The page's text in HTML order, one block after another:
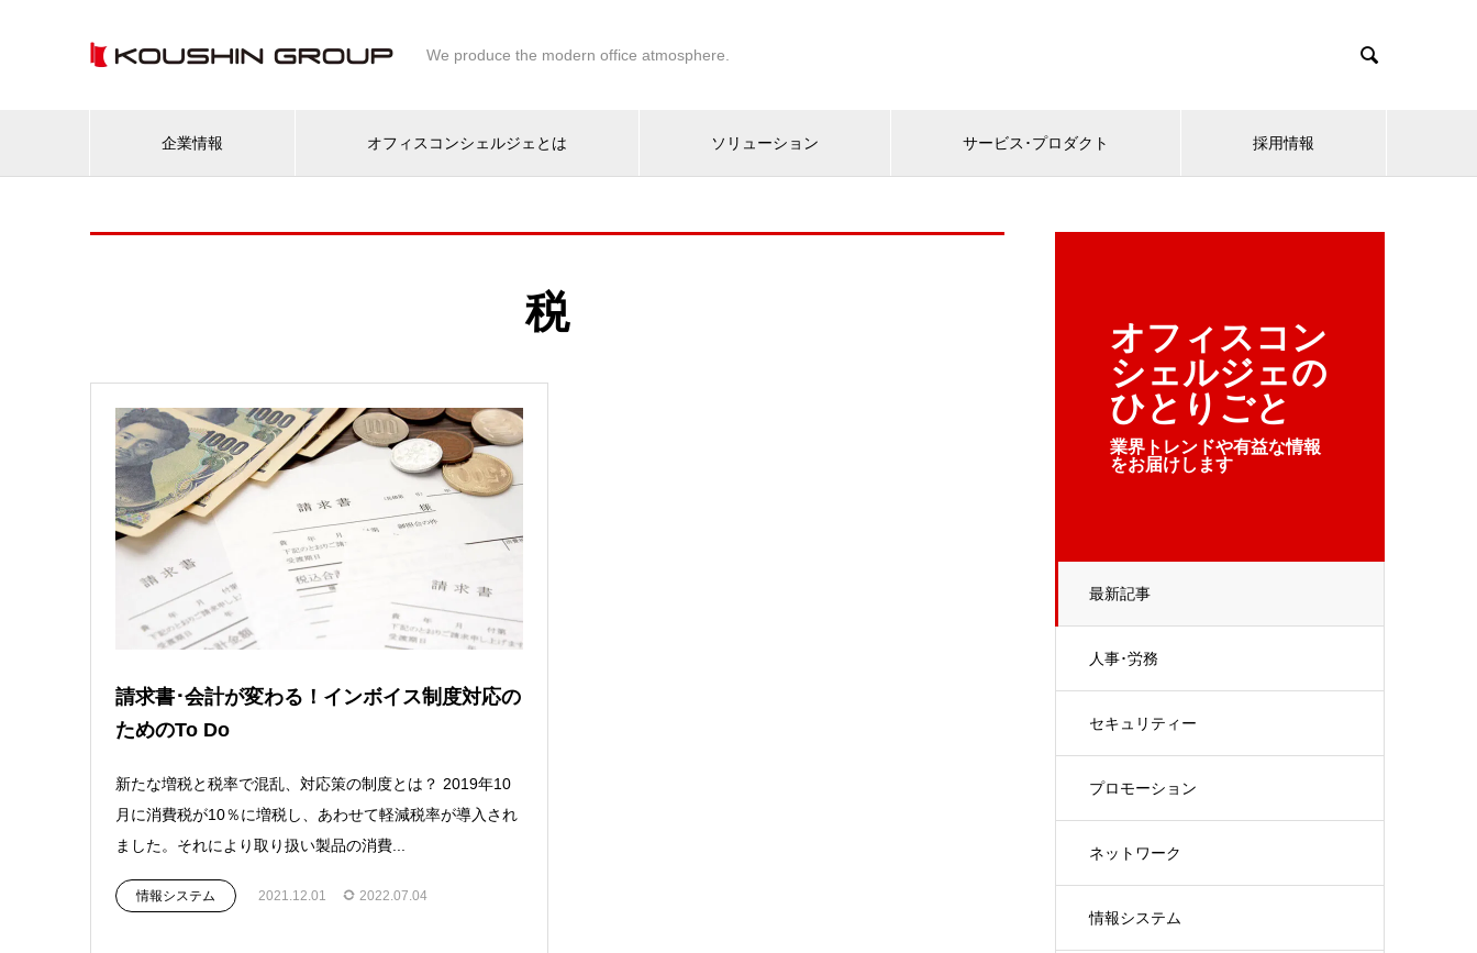
We produce the modern office atmosphere. 
企業情報 オフィスコンシェルジェとは ソリューション サービス･プロダクト 採用情報
オフィスコン
シェルジェの
ひとりごと
業界トレンドや有益な情報
をお届けします
最新記事
人事･労務
セキュリティー
プロモーション
ネットワーク
情報システム
税
請求書･会計が変わる！インボイス制度対応の
ためのTo Do
新たな増税と税率で混乱、対応策の制度とは？ 2019年10
月に消費税が10％に増税し、あわせて軽減税率が導入され
ました。それにより取り扱い製品の消費...
情報システム 2021.12.01 2022.07.04